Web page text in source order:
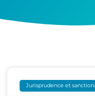
Jurisprudence et